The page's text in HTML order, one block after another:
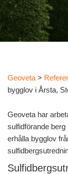
Geoveta >
bygglov i Årsta,
Geoveta har
sulfidförande
erhålla bygglov